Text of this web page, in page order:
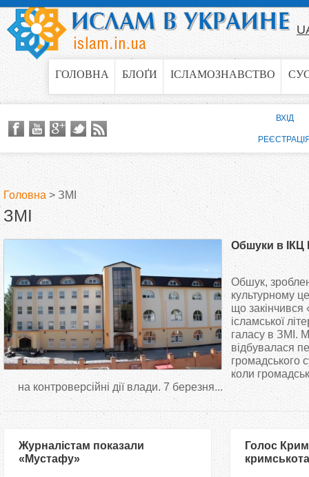
Jump to navigation
ГОЛОВНА БЛОҐИ ІСЛАМОЗНАВСТВО
В
є
т
у
Головна > ЗМІ
ЗМІ
Обшуки в ІКЦ
Обшук,
культурному
що
ісламської
галасу в ЗМІ.
відбувалася
громадського
коли
на контроверсійні дії влади. 7 березня...
Журналістам показали
«Мустафу»
Голос
ВХІД